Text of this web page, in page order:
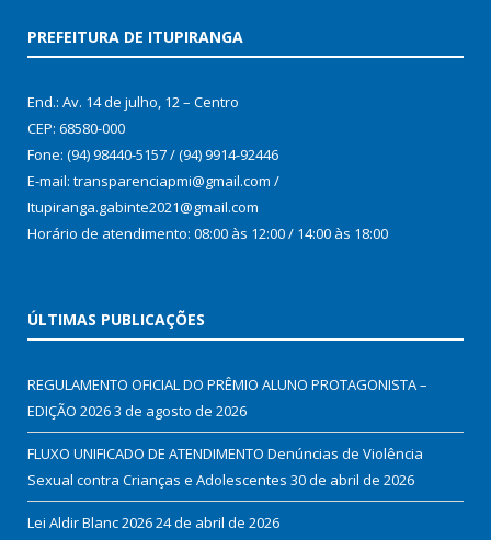
PREFEITURA DE ITUPIRANGA
End.: Av. 14 de julho, 12 – Centro
CEP: 68580-000
Fone: (94) 98440-5157 / (94) 9914-92446
E-mail: transparenciapmi@gmail.com /
Itupiranga.gabinte2021@gmail.com
Horário de atendimento: 08:00 às 12:00 / 14:00 às 18:00
ÚLTIMAS PUBLICAÇÕES
REGULAMENTO OFICIAL DO PRÊMIO ALUNO PROTAGONISTA –
EDIÇÃO 20263 de agosto de 2026
FLUXO UNIFICADO DE ATENDIMENTO Denúncias de Violência
Sexual contra Crianças e Adolescentes 30 de abril de 2026
Lei Aldir Blanc 202624 de abril de 2026